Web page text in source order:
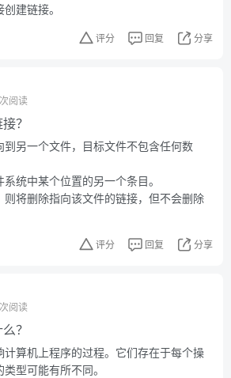
建链接。
评分 回复 分享
阅读
？
到另一个文件，目标文件不包含任何数
统中某个位置的另一个条目。
将删除指向该文件的链接，但不会删除
评分 回复 分享
阅读
？
计算机上程序的过程。它们存在于每个操
型可能有所不同。